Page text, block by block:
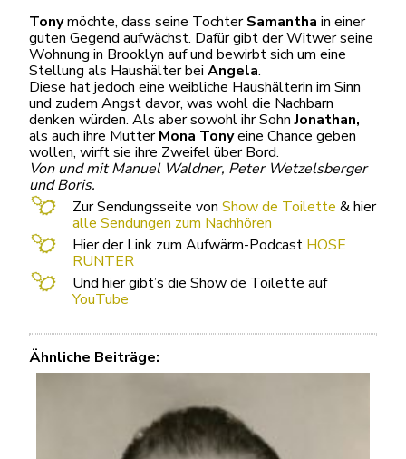
Tonymöchte, dass seine TochterSamantha in einer
guten Gegend aufwächst. Dafür gibt der Witwer seine
Wohnung in Brooklyn auf und bewirbt sich um eine
Stellung als Haushälter bei Angela.
Diese hat jedoch eine weibliche Haushälterin im Sinn
und zudem Angst davor, was wohl die Nachbarn
denken würden. Als aber sowohl ihr SohnJonathan,
als auch ihre MutterMona Tonyeine Chance geben
wollen, wirft sie ihre Zweifel über Bord.
Von und mit Manuel Waldner, Peter Wetzelsberger
und Boris.
Zur Sendungsseite von Show de Toilette & hier
alle Sendungen zum Nachhören
Hier der Link zum Aufwärm-Podcast HOSE
RUNTER
Und hier gibt’s die Show de Toilette auf
YouTube
Ähnliche Beiträge: